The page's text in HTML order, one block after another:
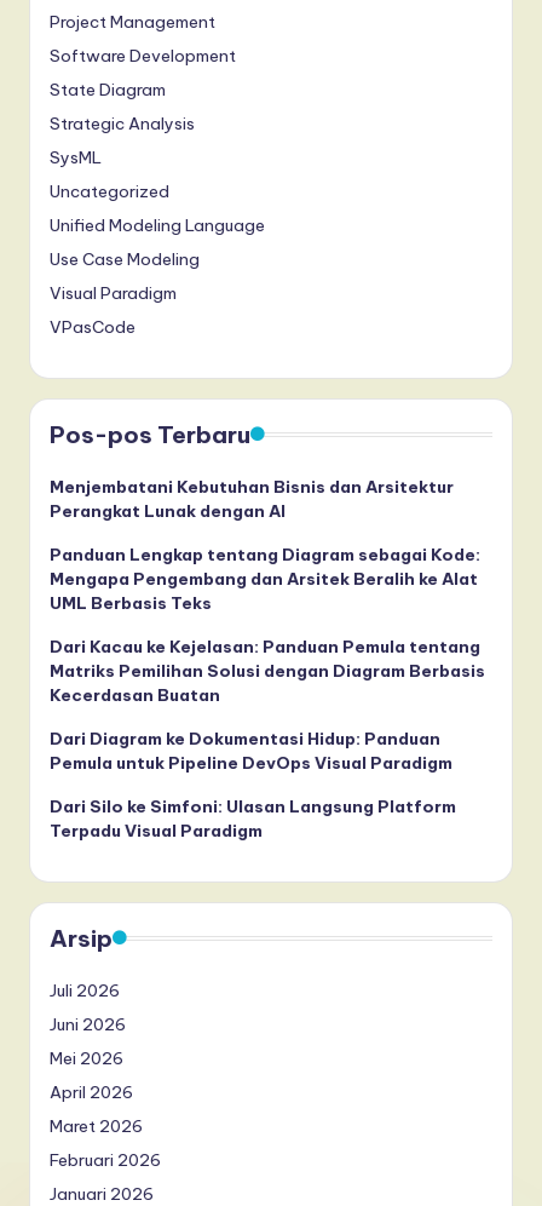
Project Management
Software Development
State Diagram
Strategic Analysis
SysML
Uncategorized
Unified Modeling Language
Use Case Modeling
Visual Paradigm
VPasCode
Pos-pos Terbaru
Menjembatani Kebutuhan Bisnis dan Arsitektur
Perangkat Lunak dengan AI
Panduan Lengkap tentang Diagram sebagai Kode:
Mengapa Pengembang dan Arsitek Beralih ke Alat
UML Berbasis Teks
Dari Kacau ke Kejelasan: Panduan Pemula tentang
Matriks Pemilihan Solusi dengan Diagram Berbasis
Kecerdasan Buatan
Dari Diagram ke Dokumentasi Hidup: Panduan
Pemula untuk Pipeline DevOps Visual Paradigm
Dari Silo ke Simfoni: Ulasan Langsung Platform
Terpadu Visual Paradigm
Arsip
Juli 2026
Juni 2026
Mei 2026
April 2026
Maret 2026
Februari 2026
Januari 2026